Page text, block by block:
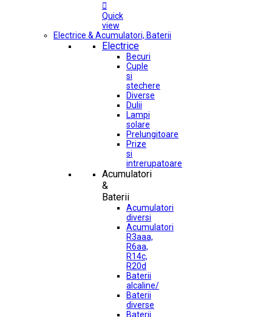

Quick
view
Electrice & Acumulatori, Baterii
Electrice
Becuri
Cuple
si
stechere
Diverse
Dulii
Lampi
solare
Prelungitoare
Prize
si
intrerupatoare
Acumulatori
&
Baterii
Acumulatori
diversi
Acumulatori
R3aaa,
R6aa,
R14c,
R20d
Baterii
alcaline/
Baterii
diverse
Baterii